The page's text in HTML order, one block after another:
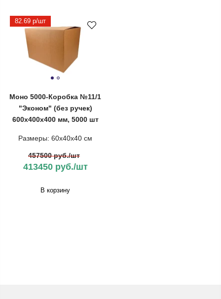
82.69 р/шт
Моно 5000-Коробка №11/1
"Эконом" (без ручек)
600х400х400 мм, 5000 шт
Размеры: 60х40х40 см
457500 руб./шт
413450 руб./шт
В корзину